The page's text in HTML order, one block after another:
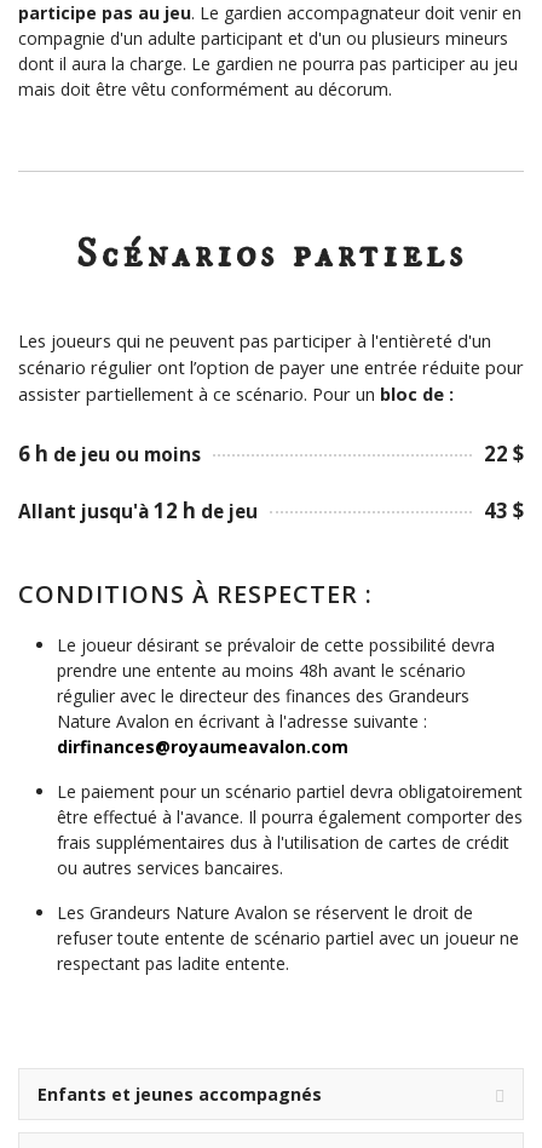
participe pas au jeu. Le gardien accompagnateur doit venir en
compagnie d'un adulte participant et d'un ou plusieurs mineurs
dont il aura la charge. Le gardien ne pourra pas participer au jeu
mais doit être vêtu conformément au décorum.
Scénarios partiels
Les joueurs qui ne peuvent pas participer à l'entièreté d'un
scénario régulier ont l’option de payer une entrée réduite pour
assister partiellement à ce scénario. Pour un bloc de :
6 h de jeu ou moins 22 $
Allant jusqu'à 12 h de jeu 43 $
CONDITIONS À RESPECTER :
Le joueur désirant se prévaloir de cette possibilité devra
prendre une entente au moins 48h avant le scénario
régulier avec le directeur des finances des Grandeurs
Nature Avalon en écrivant à l'adresse suivante :
dirfinances@royaumeavalon.com
Le paiement pour un scénario partiel devra obligatoirement
être effectué à l'avance. Il pourra également comporter des
frais supplémentaires dus à l'utilisation de cartes de crédit
ou autres services bancaires.
Les Grandeurs Nature Avalon se réservent le droit de
refuser toute entente de scénario partiel avec un joueur ne
respectant pas ladite entente.
Enfants et jeunes accompagnés